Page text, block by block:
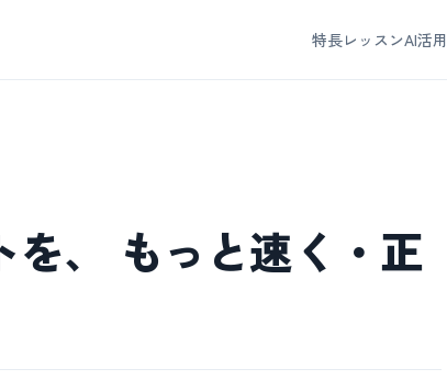
特長レッスンAI活用
を、 もっと速く・正